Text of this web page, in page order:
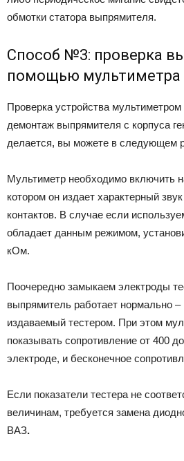
обмотки статора выпрямителя.
Способ №3: проверка
помощью мультиметра
Проверка устройства
демонтаж выпрямителя с корпуса
делается, вы можете в следующем
Мультиметр необходимо включить
котором он издает характерный
контактов. В случае если
обладает данным режимом,
кОм.
Поочередно замыкаем электроды
выпрямитель работает нормально
издаваемый тестером. При этом
показывать сопротивление от 400
электроде, и бесконечное
Если показатели тестера не
величинам, требуется замена
ВАЗ.